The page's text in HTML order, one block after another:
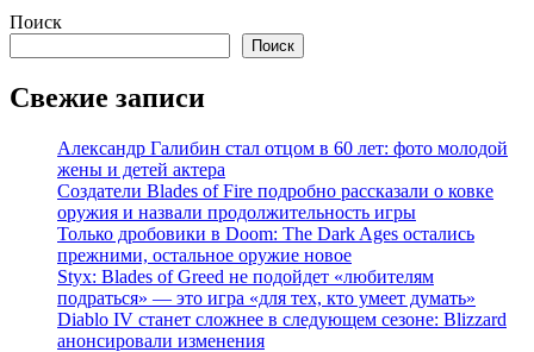
Поиск
Поиск
Свежие записи
Александр Галибин стал отцом в 60 лет: фото молодой
жены и детей актера
Создатели Blades of Fire подробно рассказали о ковке
оружия и назвали продолжительность игры
Только дробовики в Doom: The Dark Ages остались
прежними, остальное оружие новое
Styx: Blades of Greed не подойдет «любителям
подраться» — это игра «для тех, кто умеет думать»
Diablo IV станет сложнее в следующем сезоне: Blizzard
анонсировали изменения